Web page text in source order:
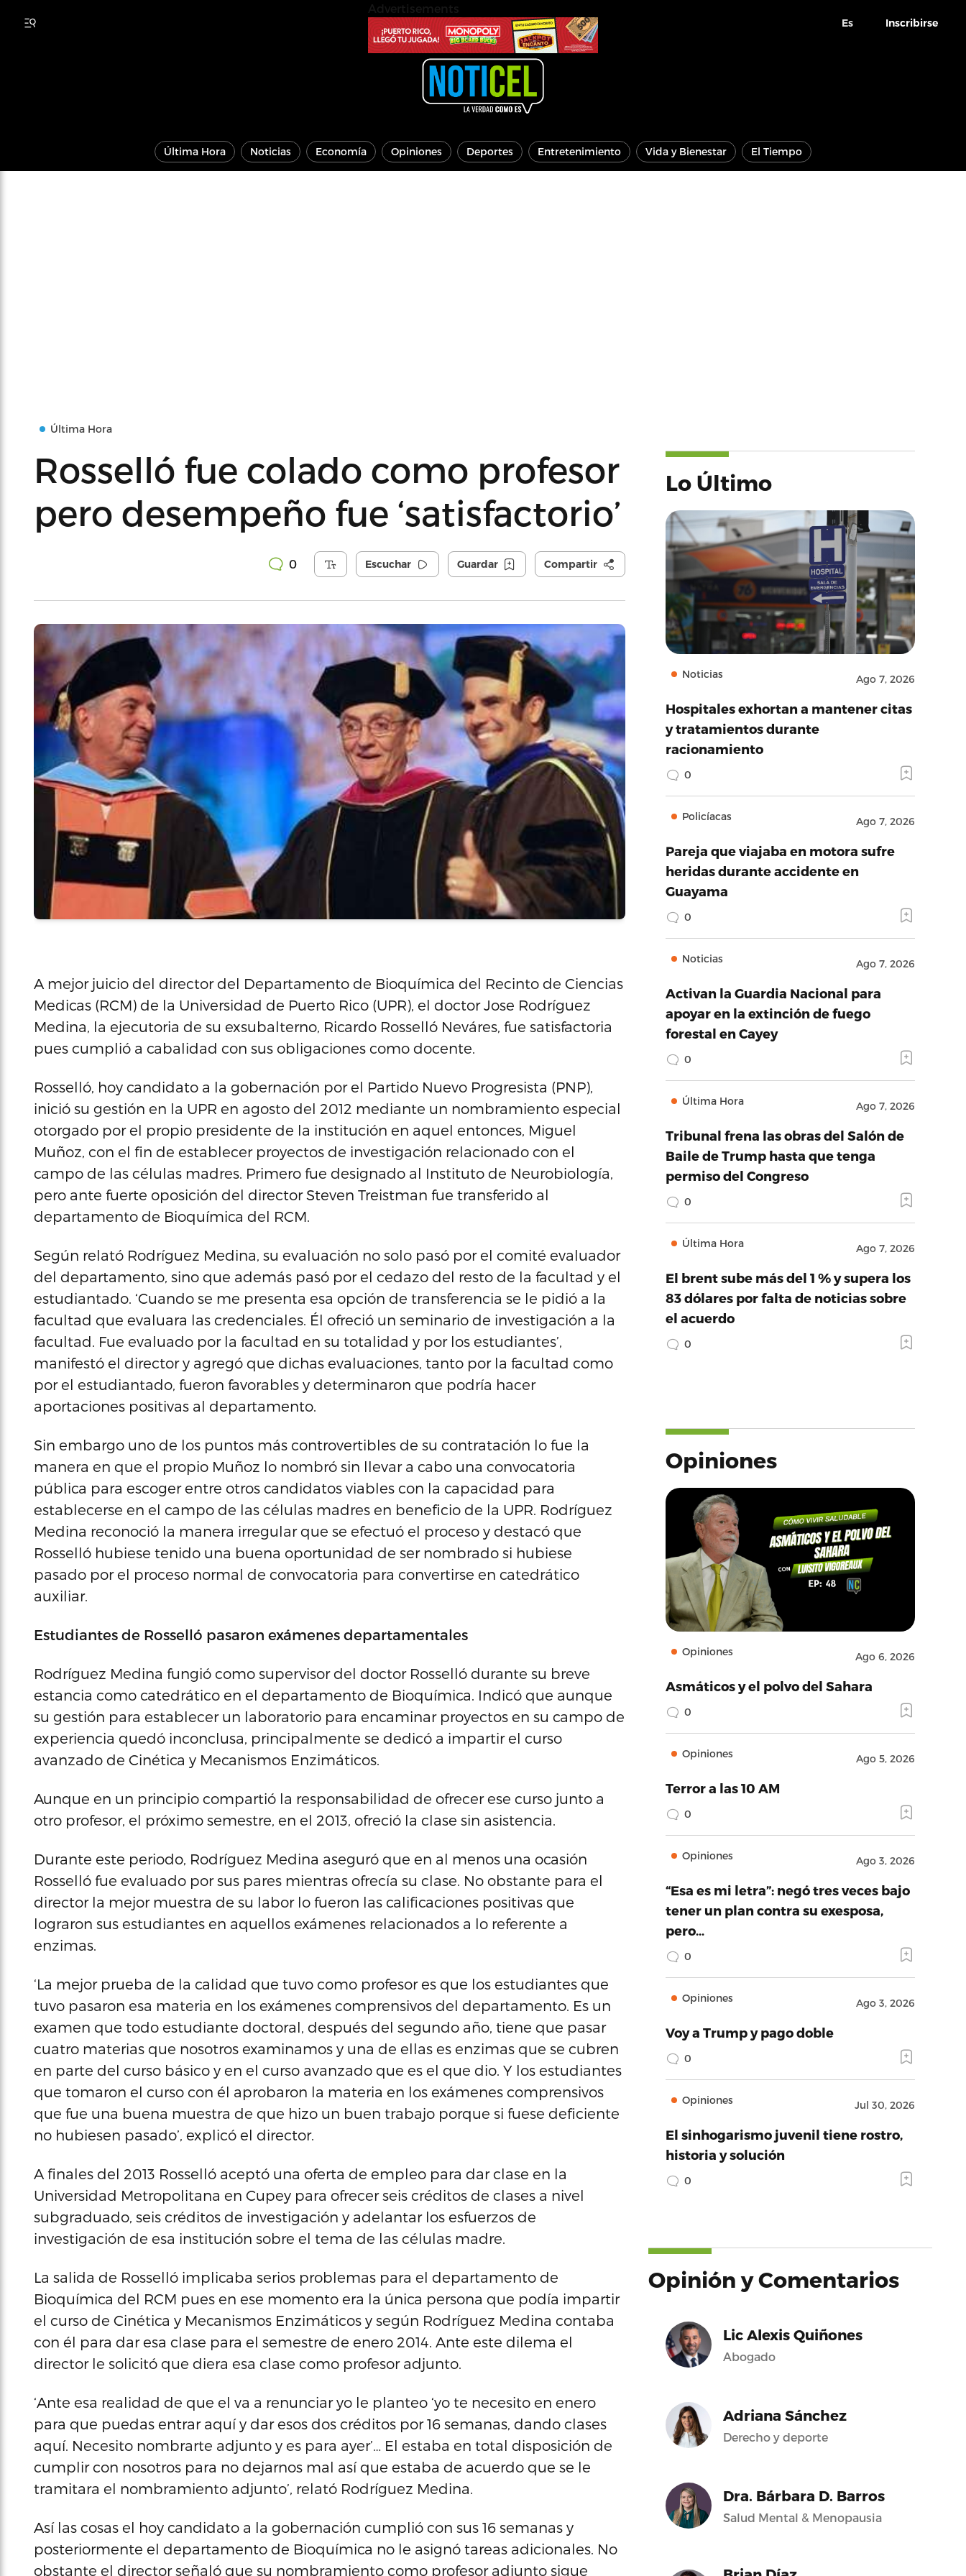
Es Inscribirse
Última Hora Noticias Economía Opiniones Deportes Entretenimiento Vida y Bienestar El Tiempo
Última Hora
Rosselló fue colado como profesor
pero desempeño fue ‘satisfactorio’
0 Escuchar Guardar Compartir
A mejor juicio del director del Departamento de Bioquímica del Recinto de Ciencias
Medicas (RCM) de la Universidad de Puerto Rico (UPR), el doctor Jose Rodríguez
Medina, la ejecutoria de su exsubalterno, Ricardo Rosselló Neváres, fue satisfactoria
pues cumplió a cabalidad con sus obligaciones como docente.
Rosselló, hoy candidato a la gobernación por el Partido Nuevo Progresista (PNP),
inició su gestión en la UPR en agosto del 2012 mediante un nombramiento especial
otorgado por el propio presidente de la institución en aquel entonces, Miguel
Muñoz, con el fin de establecer proyectos de investigación relacionado con el
campo de las células madres. Primero fue designado al Instituto de Neurobiología,
pero ante fuerte oposición del director Steven Treistman fue transferido al
departamento de Bioquímica del RCM.
Según relató Rodríguez Medina, su evaluación no solo pasó por el comité evaluador
del departamento, sino que además pasó por el cedazo del resto de la facultad y el
estudiantado. ‘Cuando se me presenta esa opción de transferencia se le pidió a la
facultad que evaluara las credenciales. Él ofreció un seminario de investigación a la
facultad. Fue evaluado por la facultad en su totalidad y por los estudiantes’,
manifestó el director y agregó que dichas evaluaciones, tanto por la facultad como
por el estudiantado, fueron favorables y determinaron que podría hacer
aportaciones positivas al departamento.
Sin embargo uno de los puntos más controvertibles de su contratación lo fue la
manera en que el propio Muñoz lo nombró sin llevar a cabo una convocatoria
pública para escoger entre otros candidatos viables con la capacidad para
establecerse en el campo de las células madres en beneficio de la UPR. Rodríguez
Medina reconoció la manera irregular que se efectuó el proceso y destacó que
Rosselló hubiese tenido una buena oportunidad de ser nombrado si hubiese
pasado por el proceso normal de convocatoria para convertirse en catedrático
auxiliar.
Estudiantes de Rosselló pasaron exámenes departamentales
Rodríguez Medina fungió como supervisor del doctor Rosselló durante su breve
estancia como catedrático en el departamento de Bioquímica. Indicó que aunque
su gestión para establecer un laboratorio para encaminar proyectos en su campo de
experiencia quedó inconclusa, principalmente se dedicó a impartir el curso
avanzado de Cinética y Mecanismos Enzimáticos.
Aunque en un principio compartió la responsabilidad de ofrecer ese curso junto a
otro profesor, el próximo semestre, en el 2013, ofreció la clase sin asistencia.
Durante este periodo, Rodríguez Medina aseguró que en al menos una ocasión
Rosselló fue evaluado por sus pares mientras ofrecía su clase. No obstante para el
director la mejor muestra de su labor lo fueron las calificaciones positivas que
lograron sus estudiantes en aquellos exámenes relacionados a lo referente a
enzimas.
‘La mejor prueba de la calidad que tuvo como profesor es que los estudiantes que
tuvo pasaron esa materia en los exámenes comprensivos del departamento. Es un
examen que todo estudiante doctoral, después del segundo año, tiene que pasar
cuatro materias que nosotros examinamos y una de ellas es enzimas que se cubren
en parte del curso básico y en el curso avanzado que es el que dio. Y los estudiantes
que tomaron el curso con él aprobaron la materia en los exámenes comprensivos
que fue una buena muestra de que hizo un buen trabajo porque si fuese deficiente
no hubiesen pasado’, explicó el director.
A finales del 2013 Rosselló aceptó una oferta de empleo para dar clase en la
Universidad Metropolitana en Cupey para ofrecer seis créditos de clases a nivel
subgraduado, seis créditos de investigación y adelantar los esfuerzos de
investigación de esa institución sobre el tema de las células madre.
La salida de Rosselló implicaba serios problemas para el departamento de
Bioquímica del RCM pues en ese momento era la única persona que podía impartir
el curso de Cinética y Mecanismos Enzimáticos y según Rodríguez Medina contaba
con él para dar esa clase para el semestre de enero 2014. Ante este dilema el
director le solicitó que diera esa clase como profesor adjunto.
‘Ante esa realidad de que el va a renunciar yo le planteo ‘yo te necesito en enero
para que puedas entrar aquí y dar esos dos créditos por 16 semanas, dando clases
aquí. Necesito nombrarte adjunto y es para ayer’… El estaba en total disposición de
cumplir con nosotros para no dejarnos mal así que estaba de acuerdo que se le
tramitara el nombramiento adjunto’, relató Rodríguez Medina.
Así las cosas el hoy candidato a la gobernación cumplió con sus 16 semanas y
posteriormente el departamento de Bioquímica no le asignó tareas adicionales. No
obstante el director señaló que su nombramiento como profesor adjunto sigue
Lo Último
Noticias Ago 7, 2026
Hospitales exhortan a mantener citas
y tratamientos durante
racionamiento
0
Policíacas Ago 7, 2026
Pareja que viajaba en motora sufre
heridas durante accidente en
Guayama
0
Noticias Ago 7, 2026
Activan la Guardia Nacional para
apoyar en la extinción de fuego
forestal en Cayey
0
Última Hora Ago 7, 2026
Tribunal frena las obras del Salón de
Baile de Trump hasta que tenga
permiso del Congreso
0
Última Hora Ago 7, 2026
El brent sube más del 1 % y supera los
83 dólares por falta de noticias sobre
el acuerdo
0
Opiniones
Opiniones Ago 6, 2026
Asmáticos y el polvo del Sahara
0
Opiniones Ago 5, 2026
Terror a las 10 AM
0
Opiniones Ago 3, 2026
“Esa es mi letra”: negó tres veces bajo
tener un plan contra su exesposa,
pero…
0
Opiniones Ago 3, 2026
Voy a Trump y pago doble
0
Opiniones Jul 30, 2026
El sinhogarismo juvenil tiene rostro,
historia y solución
0
Opinión y Comentarios
Lic Alexis Quiñones
Abogado
Adriana Sánchez
Derecho y deporte
Dra. Bárbara D. Barros
Salud Mental & Menopausia